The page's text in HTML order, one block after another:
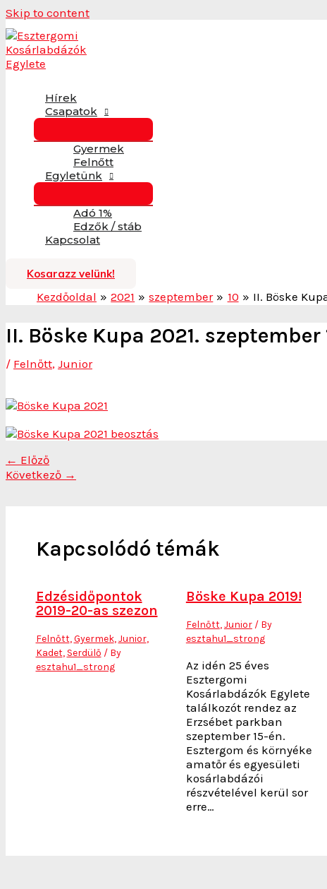
Skip to content
Hírek
Csapatok
Gyermek
Felnőtt
Egyletünk
Adó 1%
Edzők / stáb
Kapcsolat
Kosarazz velünk!
Kezdőoldal 2021 szeptember 10 II. Böske
II. Böske Kupa 2021.
/ Felnőtt, Junior
← Előző
Következő →
Kapcsolódó témák
Edzésidőpontok
2019-20-as szezon
Felnőtt,Gyermek,Junior,
Kadet, Serdülő / By
esztahu1_strong
Böske Kupa 2019!
Felnőtt,Junior/ By
esztahu1_strong
Az idén 25 éves
Esztergomi
Kosárlabdázók Egylete
találkozót rendez az
Erzsébet parkban
szeptember 15-én.
Esztergom és környéke
amatőr és egyesületi
kosárlabdázói
részvételével kerül sor
erre…